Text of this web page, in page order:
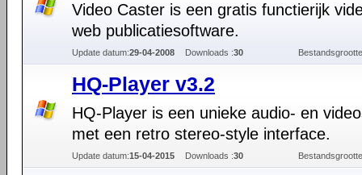
Video Caster is een gratis functierijk
web publicatiesoftware.
Update datum:29-04-2008 Downloads :30
HQ-Player v3.2
HQ-Player is een unieke audio- en
met een retro stereo-style interface.
Update datum:15-04-2015 Downloads :30